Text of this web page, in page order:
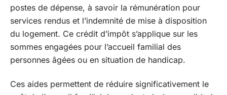
postes de dépense, à savoir la rémunération pour
services rendus et l’indemnité de mise à disposition
du logement. Ce crédit d’impôt s’applique sur les
sommes engagées pour l’accueil familial des
personnes âgées ou en situation de handicap.
Ces aides permettent de réduire significativement le